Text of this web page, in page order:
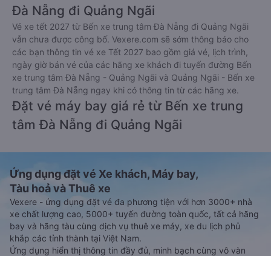
Đà Nẵng đi Quảng Ngãi
Vé xe tết 2027 từ Bến xe trung tâm Đà Nẵng đi Quảng Ngãi
vẫn chưa được công bố. Vexere.com sẽ sớm thông báo cho
các bạn thông tin vé xe Tết 2027 bao gồm giá vé, lịch trình,
ngày giờ bán vé của các hãng xe khách đi tuyến đường Bến
xe trung tâm Đà Nẵng - Quảng Ngãi và Quảng Ngãi - Bến xe
trung tâm Đà Nẵng ngay khi có thông tin từ các hãng xe.
Đặt vé máy bay giá rẻ từ Bến xe trung
tâm Đà Nẵng đi Quảng Ngãi
Ứng dụng đặt vé Xe khách, Máy bay,
Tàu hoả và Thuê xe
Vexere - ứng dụng đặt vé đa phương tiện với hơn 3000+ nhà
xe chất lượng cao, 5000+ tuyến đường toàn quốc, tất cả hãng
bay và hãng tàu cùng dịch vụ thuê xe máy, xe du lịch phủ
khắp các tỉnh thành tại Việt Nam.
Ứng dụng hiển thị thông tin đầy đủ, minh bạch cùng vô vàn